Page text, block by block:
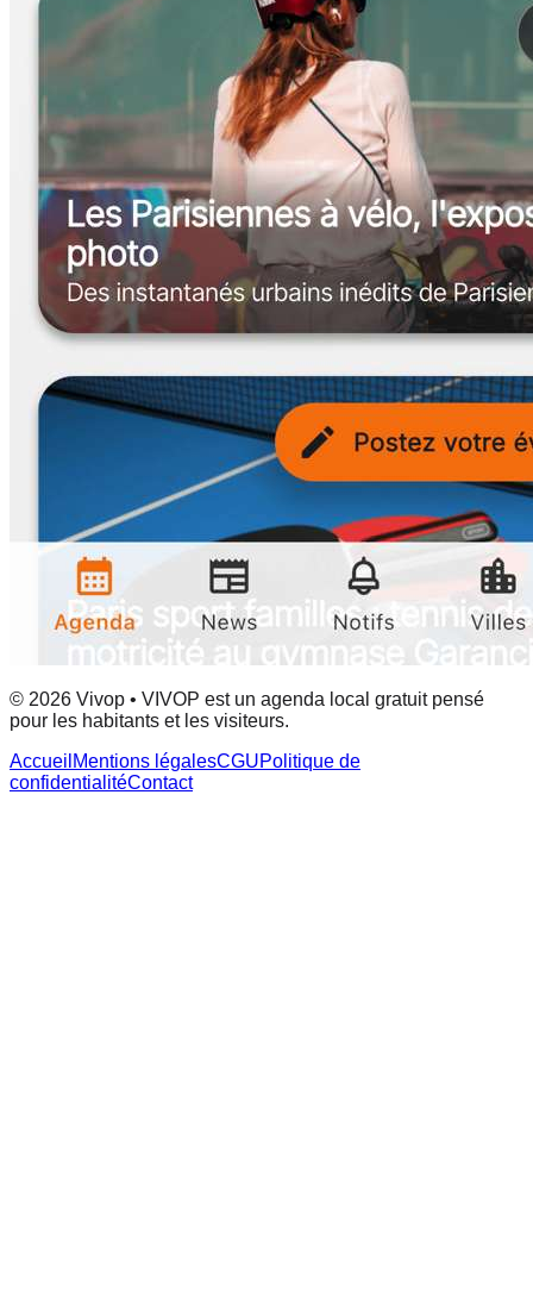
© 2026 Vivop • VIVOP est un agenda local gratuit pensé
pour les habitants et les visiteurs.
Accueil Mentions légalesCGUPolitique de
confidentialitéContact